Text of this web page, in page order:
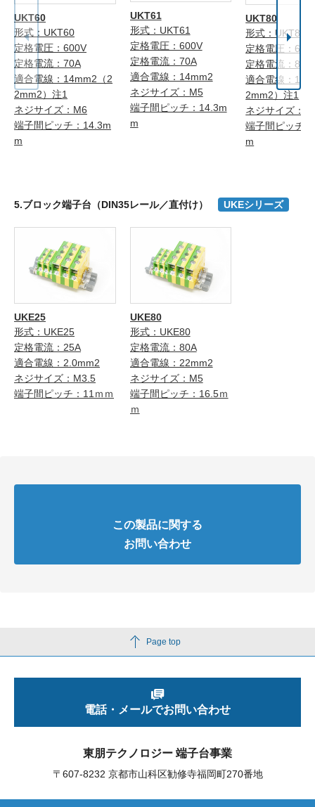
UKT60
形式：UKT60
定格電圧：600V
定格電流：70A
適合電線：14mm2（2
2mm2）注1
ネジサイズ：M6
端子間ピッチ：14.3m
m
UKT61
形式：UKT61
定格電圧：600V
定格電流：70A
適合電線：14mm2
ネジサイズ：M5
端子間ピッチ：14.3m
m
UKT80
形式：UKT80
定格電圧：
定格電流：80A
適合電線：
2mm2）注1
ネジサイズ：
端子間ピッチ
m
5.ブロック端子台（DIN35レール／直付け） UKEシリーズ
UKE25
形式：UKE25
定格電流：25A
適合電線：2.0mm2
ネジサイズ：M3.5
端子間ピッチ：11ｍｍ
UKE80
形式：UKE80
定格電流：80A
適合電線：22mm2
ネジサイズ：M5
端子間ピッチ：16.5ｍ
ｍ
この製品に関する
お問い合わせ
Page top
東朋テクノロジー 端子台事業
〒607-8232 京都市山科区勧修寺福岡町270番地
電話・メールでお問い合わせ